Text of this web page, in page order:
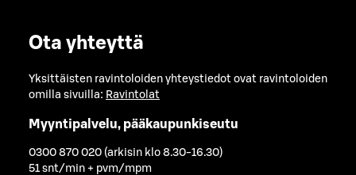
Ota yhteyttä
Yksittäisten ravintoloiden yhteystiedot ovat ravintoloiden
omilla sivuilla: Ravintolat
Myyntipalvelu, pääkaupunkiseutu
0300 870 020 (arkisin klo 8.30-16.30)
51 snt/min + pvm/mpm